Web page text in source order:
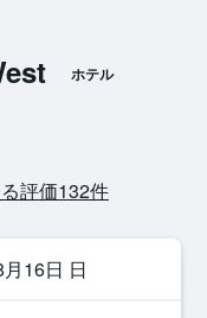
ホテル
評価132​件
16日 日